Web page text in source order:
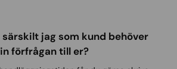
jag som kund behöver
förfrågan till er?